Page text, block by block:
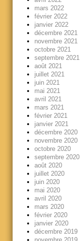
mars 2022
février 2022
janvier 2022
décembre 2021
novembre 2021
octobre 2021
septembre 2021
août 2021
juillet 2021
juin 2021
mai 2021
avril 2021
mars 2021
février 2021
janvier 2021
décembre 2020
novembre 2020
octobre 2020
septembre 2020
août 2020
juillet 2020
juin 2020
mai 2020
avril 2020
mars 2020
février 2020
janvier 2020
décembre 2019